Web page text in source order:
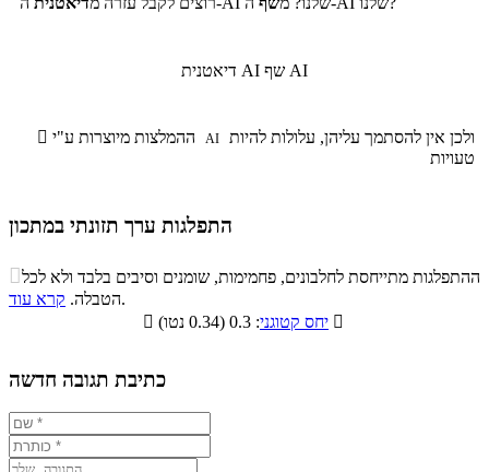
דיאטנית AI שף AI
 AI
טעויות
התפלגות ערך תזונתי במתכון
התפלגות ערך תזונתי במתכון
סיבים
תזונתיים
שומנים חלבונים
14.9% 55.4%
ההתפלגות מתייחסת לחלבונים, פחמימות, שומנים וסיבים בלבד ולא לכל
הטבלה. קרא עוד
.

יחס קטוגני 
כתיבת תגובה חדשה